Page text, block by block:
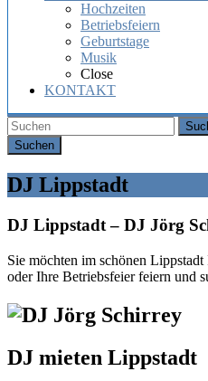
Hochzeiten
Betriebsfeiern
Geburtstage
Musik
Close
KONTAKT
DJ Lippstadt
DJ Lippstadt – DJ Jörg
Sie möchten im schönen
oder Ihre Betriebsfeier feiern und
DJ mieten Lippstadt